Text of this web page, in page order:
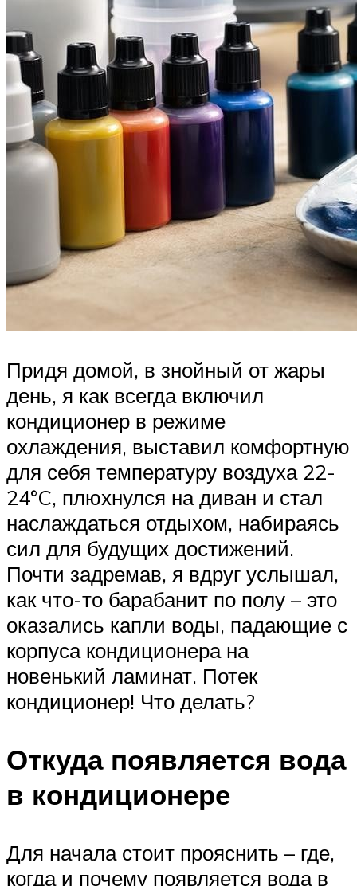
Придя домой, в знойный от жары
день, я как всегда включил
кондиционер в режиме
охлаждения, выставил комфортную
для себя температуру воздуха 22-
24°C, плюхнулся на диван и стал
наслаждаться отдыхом, набираясь
сил для будущих достижений.
Почти задремав, я вдруг услышал,
как что-то барабанит по полу – это
оказались капли воды, падающие с
корпуса кондиционера на
новенький ламинат. Потек
кондиционер! Что делать?
Откуда появляется вода
в кондиционере
Для начала стоит прояснить – где,
когда и почему появляется вода в